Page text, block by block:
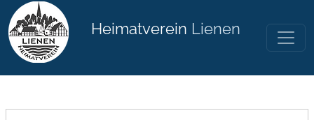
Heimatverein Lienen